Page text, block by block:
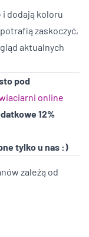
i dodają koloru
zaskoczyć,
aktualnych
pod
online
12%
tylko u nas :)
zależą od